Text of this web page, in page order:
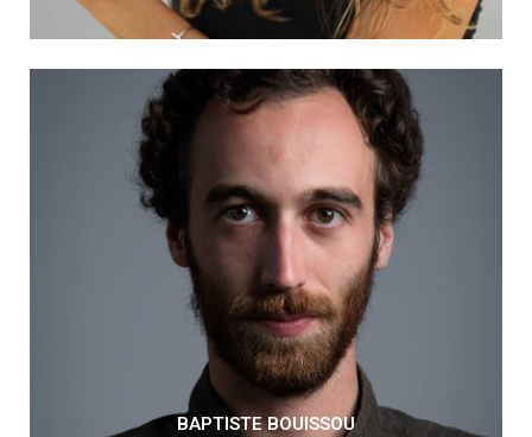
BAPTISTE BOUISSOU